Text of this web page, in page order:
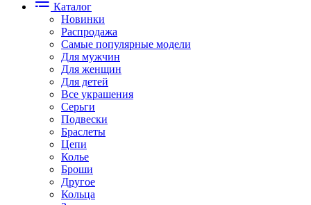
Каталог
Новинки
Распродажа
Самые популярные модели
Для мужчин
Для женщин
Для детей
Все украшения
Серьги
Подвески
Браслеты
Цепи
Колье
Броши
Другое
Кольца